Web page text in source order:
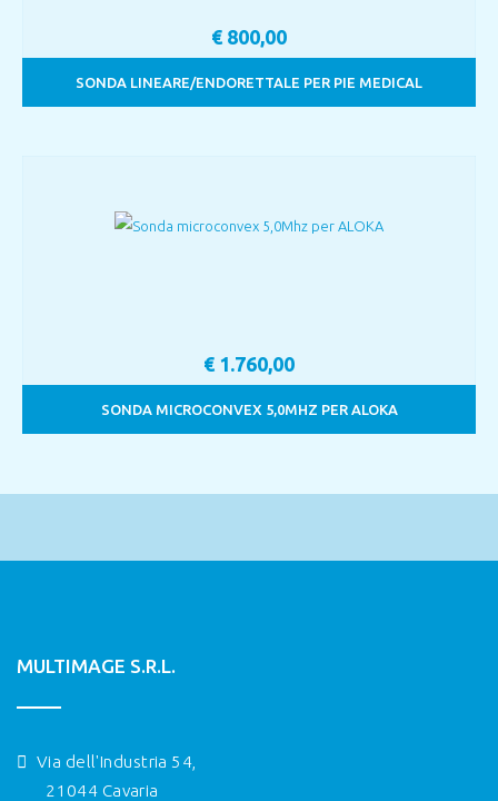
SONDA LINEARE/ENDORETTALE PER PIE MEDICAL
€ 800,00
SONDA MICROCONVEX 5,0MHZ PER ALOKA
€ 1.760,00
MULTIMAGE S.R.L.
Via dell'Industria 54,
21044 Cavaria